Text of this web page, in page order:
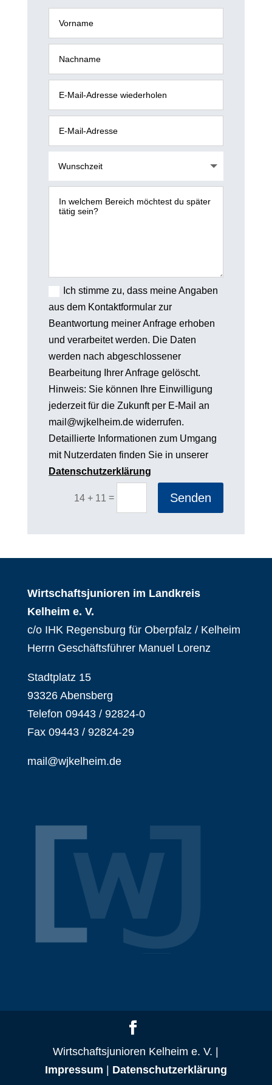
Ich stimme zu, dass meine Angaben
aus dem Kontaktformular zur
Beantwortung meiner Anfrage erhoben
und verarbeitet werden. Die Daten
werden nach abgeschlossener
Bearbeitung Ihrer Anfrage gelöscht.
Hinweis: Sie können Ihre Einwilligung
jederzeit für die Zukunft per E-Mail an
mail@wjkelheim.de widerrufen.
Detaillierte Informationen zum Umgang
mit Nutzerdaten finden Sie in unserer
Datenschutzerklärung
14 + 11 = Senden
Wirtschaftsjunioren im Landkreis
Kelheim e. V.
c/o IHK Regensburg für Oberpfalz / Kelheim
Herrn Geschäftsführer Manuel Lorenz
Stadtplatz 15
93326 Abensberg
Telefon 09443 / 92824-0
Fax 09443 / 92824-29
mail@wjkelheim.de
Wirtschaftsjunioren Kelheim e. V. |
Impressum | Datenschutzerklärung